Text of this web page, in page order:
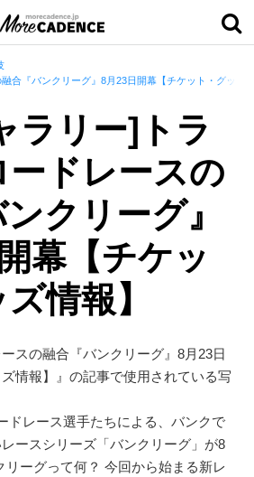
合『バンクリーグ』8月23日開幕【チケット・グッズ
ラリー]トラ
ードレースの
クリーグ』
幕【チケッ
情報】
ースの融合『バンクリーグ』8月23日
情報】』の記事で使用されている写
ドレース選手たちによる、バンクで
ースシリーズ「バンクリーグ」が8
リーグって何？ 今回から始まる新レ